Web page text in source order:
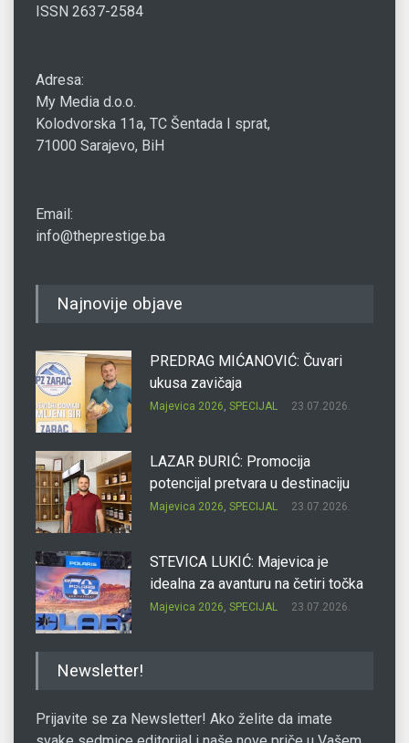
ISSN 2637-2584
Adresa:
My Media d.o.o.
Kolodvorska 11a, TC Šentada I sprat,
71000 Sarajevo, BiH
Email:
info@theprestige.ba
Najnovije objave
PREDRAG MIĆANOVIĆ: Čuvari
ukusa zavičaja
Majevica 2026, SPECIJAL 23.07.2026.
LAZAR ĐURIĆ: Promocija
potencijal pretvara u destinaciju
Majevica 2026, SPECIJAL 23.07.2026.
STEVICA LUKIĆ: Majevica je
idealna za avanturu na četiri točka
Majevica 2026, SPECIJAL 23.07.2026.
Newsletter!
Prijavite se za Newsletter! Ako želite da imate